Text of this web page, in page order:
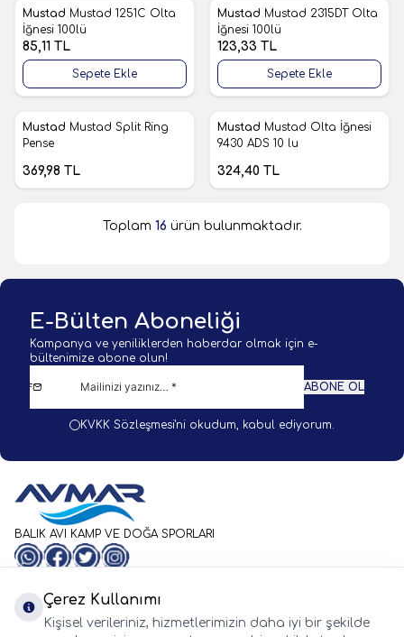
Favorilere Ekle
Mustad Mustad 1251C Olta
İğnesi 100lü
85,11 TL
Sepete Ekle
Favorilere Ekle
Mustad Mustad 2315DT Olta
İğnesi 100lü
123,33 TL
Sepete Ekle
Favorilere Ekle
Mustad Mustad Split Ring
Pense
369,98 TL
Favorilere Ekle
Mustad Mustad Olta İğnesi
9430 ADS 10 lu
324,40 TL
Toplam 16 ürün bulunmaktadır.
E-Bülten Aboneliği
Kampanya ve yeniliklerden haberdar olmak için e-
bültenimize abone olun!
ABONE OL
KVKK Sözleşmesi'niokudum, kabul ediyorum.
BALIK AVI KAMP VE DOĞA SPORLARI
WhatsApp
Facebook
TwitterInstagram
Hızlı Erişim
Whatsapp
Çerez Kullanımı
Kişisel verileriniz, hizmetlerimizin daha iyi bir şekilde